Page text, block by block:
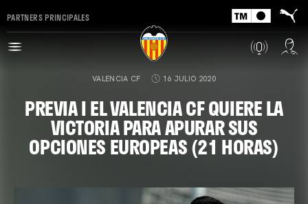
PARTNERS PRINCIPALES
VALENCIA CF 16 JULIO 2020
PREVIA I EL VALENCIA CF QUIERE LA
VICTORIA PARA APURAR SUS
OPCIONES EUROPEAS (21 HORAS)